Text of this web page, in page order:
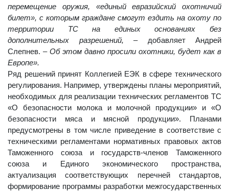
перемещение оружия, «единый евразийский охотничий
билет», с которым граждане смогут ездить на охоту по
территории ТС на единых основаниях без
дополнительных разрешений, – добавляет Андрей
Слепнев. – Об этом давно просили охотники, будет как в
Европе».
Ряд решений принят Коллегией ЕЭК в сфере технического
регулирования. Например, утверждены планы мероприятий,
необходимых для реализации технических регламентов ТС
«О безопасности молока и молочной продукции» и «О
безопасности мяса и мясной продукции». Планами
предусмотрены в том числе приведение в соответствие с
техническими регламентами нормативных правовых актов
Таможенного союза и государств-членов Таможенного
союза и Единого экономического пространства,
актуализация соответствующих перечней стандартов,
формирование программы разработки межгосударственных